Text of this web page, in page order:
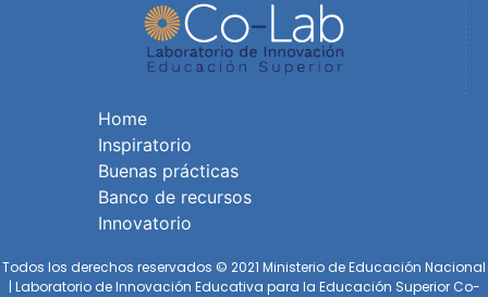
Home
Inspiratorio
Buenas prácticas
Banco de recursos
Innovatorio
Todos los derechos reservados © 2021 Ministerio de Educación Nacional
| Laboratorio de Innovación Educativa para la Educación Superior Co-